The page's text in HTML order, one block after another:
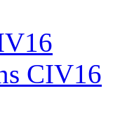
CIV16